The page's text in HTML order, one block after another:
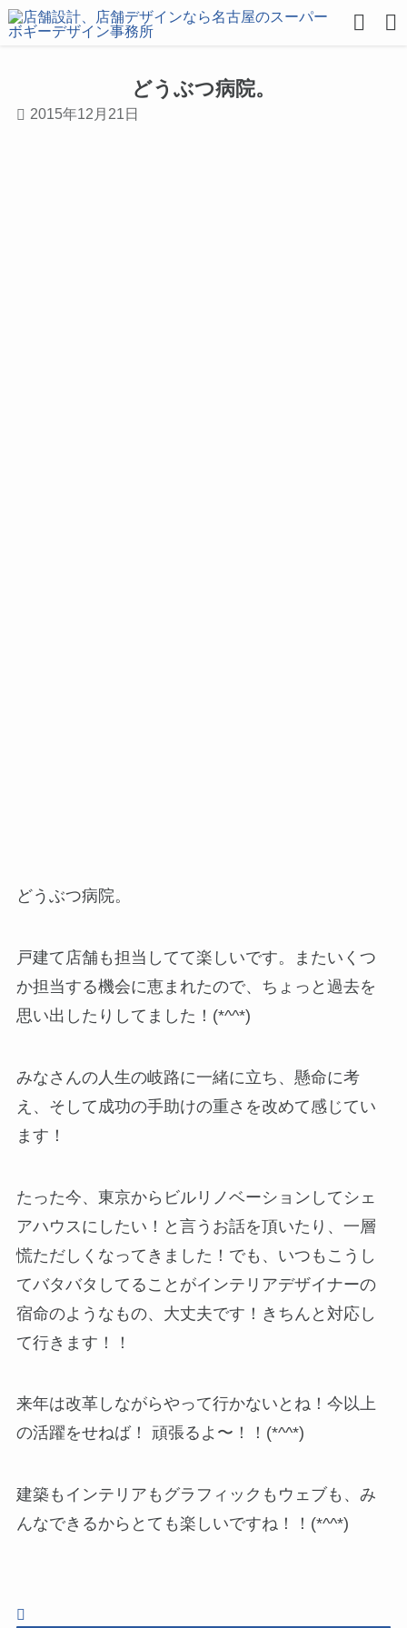
どうぶつ病院。
2015年12月21日
どうぶつ病院。
戸建て店舗も担当してて楽しいです。またいくつ
か担当する機会に恵まれたので、ちょっと過去を
思い出したりしてました！(*^^*)
みなさんの人生の岐路に一緒に立ち、懸命に考
え、そして成功の手助けの重さを改めて感じてい
ます！
たった今、東京からビルリノベーションしてシェ
アハウスにしたい！と言うお話を頂いたり、一層
慌ただしくなってきました！でも、いつもこうし
てバタバタしてることがインテリアデザイナーの
宿命のようなもの、大丈夫です！きちんと対応し
て行きます！！
来年は改革しながらやって行かないとね！今以上
の活躍をせねば！ 頑張るよ〜！！(*^^*)
建築もインテリアもグラフィックもウェブも、み
んなできるからとても楽しいですね！！(*^^*)